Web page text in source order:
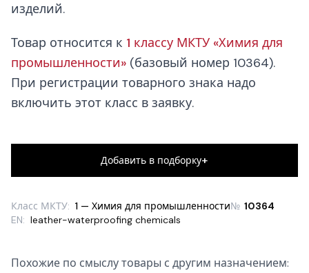
изделий.
Товар относится к 1 классу МКТУ «Химия для
промышленности» (базовый номер 10364).
При регистрации товарного знака надо
включить этот класс в заявку.
Добавить в подборку+
Класс МКТУ: 1 — Химия для промышленности№ 10364
EN: leather-waterproofing chemicals
Похожие по смыслу товары с другим назначением: